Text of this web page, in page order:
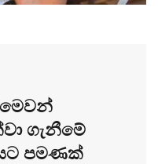
ගැනීමේ
පමණක්